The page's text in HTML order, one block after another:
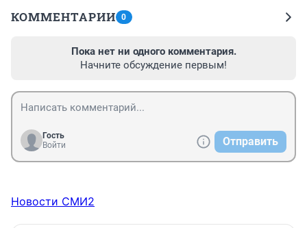
КОММЕНТАРИИ 0
Пока нет ни одного комментария.
Начните обсуждение первым!
Гость
Войти
Отправить
Новости СМИ2